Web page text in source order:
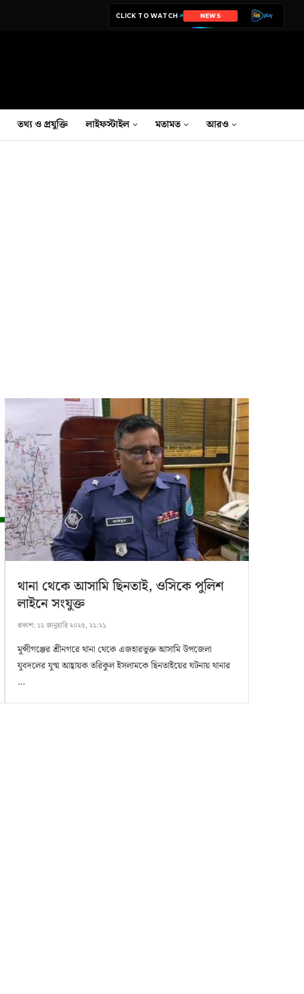
CLICK TO WATCH NEWS
তথ‍্য ও প্রযুক্তি লাইফস্টাইল মতামত আরও
থানা থেকে আসামি ছিনতাই, ওসিকে পুলিশ
লাইনে সংযুক্ত
প্রকাশ: ১১ জানুয়ারি ২০২৫, ২১:২১
মুন্সীগঞ্জের শ্রীনগরে থানা থেকে এজহারভুক্ত আসামি উপজেলা
যুবদলের যুগ্ম আহ্বায়ক তরিকুল ইসলামকে ছিনতাইয়ের ঘটনায় থানার
…